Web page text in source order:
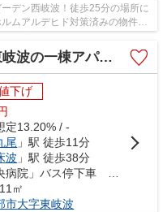
デン西岐波！徒歩25分の場所に
ムアルデヒド対策済みの物件で
の一棟アパート
下げ
定13.20% / -
尾 」駅 徒歩11分
波 」駅 徒歩38分
㎡
市大字東岐波